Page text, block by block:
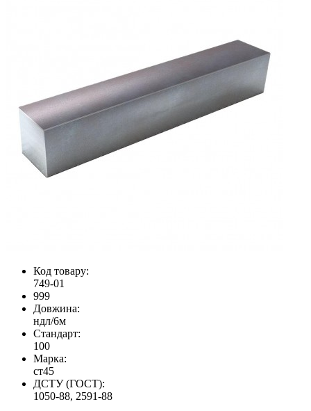
Код товару:
749-01
999
Довжина:
ндл/6м
Стандарт:
100
Марка:
ст45
ДСТУ (ГОСТ):
1050-88, 2591-88